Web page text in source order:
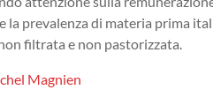
prevalenza di materia prima
filtrata e non pastorizzata.
Magnien